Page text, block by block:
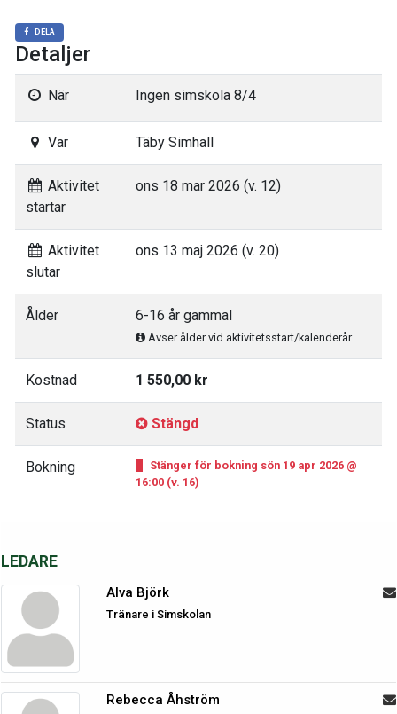
LEDARE
Alva Björk
Tränare i Simskolan
Rebecca Åhström
DELA
Detaljer
När Ingen simskola 8/4
Var Täby Simhall
Aktivitet
startar
ons 18 mar 2026 (v. 12)
Aktivitet
slutar
ons 13 maj 2026 (v. 20)
Ålder 6-16 år gammal
Avser ålder vid aktivitetsstart/kalenderår.
Kostnad 1 550,00 kr
Status Stängd
Bokning
Stänger för bokning sön 19 apr 2026 @
16:00 (v. 16)